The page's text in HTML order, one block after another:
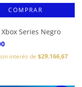
Xbox Series Negro
interés de $29.166,67